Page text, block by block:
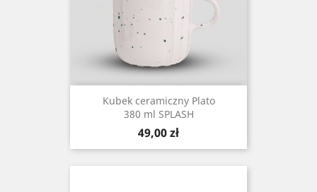
Kubek ceramiczny Plato
380 ml SPLASH
Cena
49,00 zł